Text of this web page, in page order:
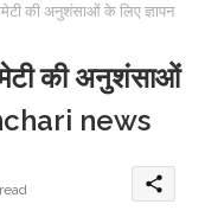
की अनुशंसाओं के लिए ज्ञापन
की अनुशंसाओं
news
share